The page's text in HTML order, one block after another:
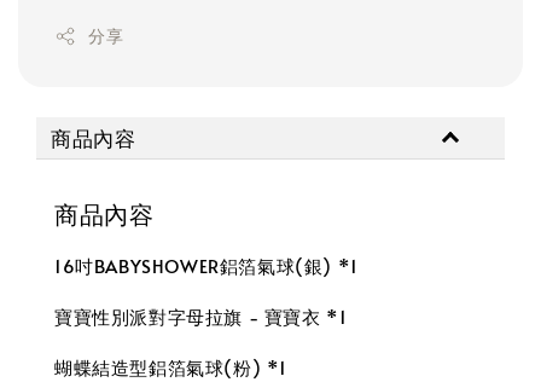
分享
商品內容
商品內容
16吋BABYSHOWER鋁箔氣球(銀) *1
寶寶性別派對字母拉旗 - 寶寶衣 *1
蝴蝶結造型鋁箔氣球(粉) *1